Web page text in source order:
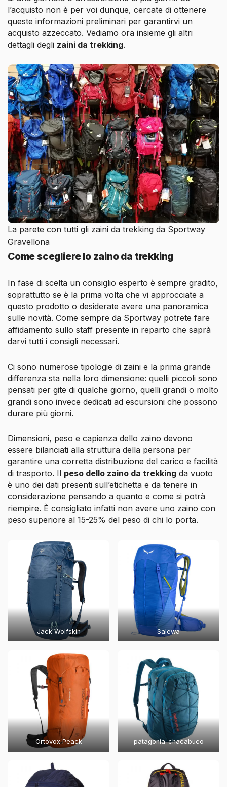
l’acquisto non è per voi dunque, cercate di ottenere
queste informazioni preliminari per garantirvi un
acquisto azzeccato. Vediamo ora insieme gli altri
dettagli degli zaini da trekking.
La parete con tutti gli zaini da trekking da Sportway
Gravellona
Come scegliere lo zaino da trekking
In fase di scelta un consiglio esperto è sempre gradito,
soprattutto se è la prima volta che vi approcciate a
questo prodotto o desiderate avere una panoramica
sulle novità. Come sempre da Sportway potrete fare
affidamento sullo staff presente in reparto che saprà
darvi tutti i consigli necessari.
Ci sono numerose tipologie di zaini e la prima grande
differenza sta nella loro dimensione: quelli piccoli sono
pensati per gite di qualche giorno, quelli grandi o molto
grandi sono invece dedicati ad escursioni che possono
durare più giorni.
Dimensioni, peso e capienza dello zaino devono
essere bilanciati alla struttura della persona per
garantire una corretta distribuzione del carico e facilità
di trasporto. Il peso dello zaino da trekking da vuoto
è uno dei dati presenti sull’etichetta e da tenere in
considerazione pensando a quanto e come si potrà
riempire. È consigliato infatti non avere uno zaino con
peso superiore al 15-25% del peso di chi lo porta.
Jack Wolfskin Salewa
Ortovox Peack patagonia_chacabuco